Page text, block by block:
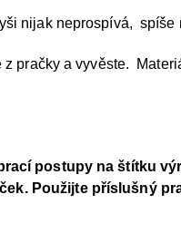
neprospívá,
pračky a vyvěste.
postupy na štítku
. Použijte příslušný